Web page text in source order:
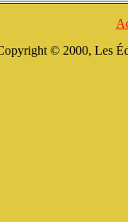
© 2000, Les